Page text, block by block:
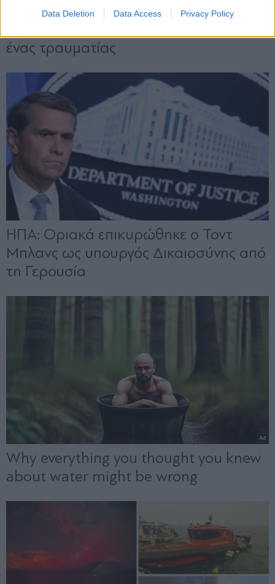
Data Deletion Data Access Privacy Policy